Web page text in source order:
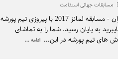
مسابقات جهانی استقامت
موتور اسپرت ایران - مسابقه لمانز 2017 با پیروزی تیم پورشه
919 هایبرید به پایان رسید. شما را به تماشای
های تیم پورشه در این... ادامه ...